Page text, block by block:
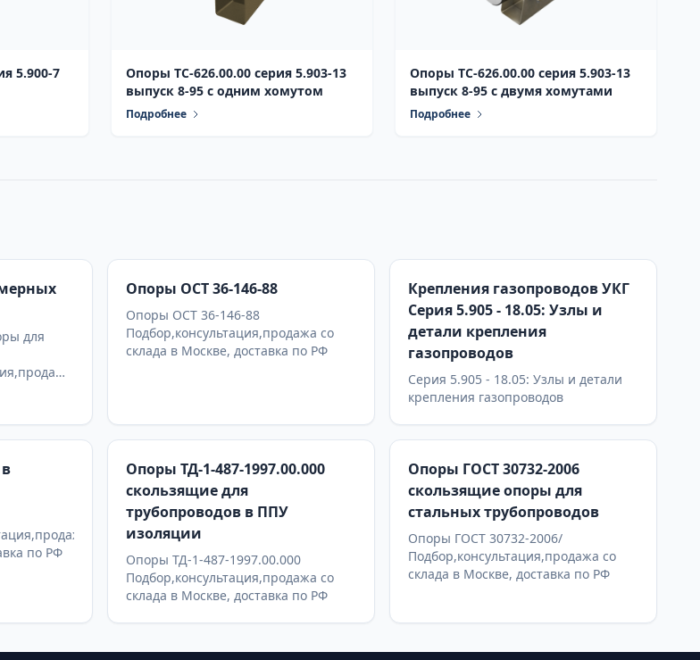
5.900-7
Опоры ТС-626.00.00 серия 5.903-13
выпуск 8-95 с одним хомутом
Подробнее
Опоры ТС-626.00.00 серия 5.903-13
выпуск 8-95 с двумя хомутами
Подробнее
для
Опоры ОСТ 36-146-88
Опоры ОСТ 36-146-88
Подбор,консультация,продажа со
склада в Москве, доставка по РФ
Крепления газопроводов УКГ
Серия 5.905 - 18.05: Узлы и
детали крепления
газопроводов
Серия 5.905 - 18.05: Узлы и детали
крепления газопроводов
по РФ
Опоры ТД-1-487-1997.00.000
скользящие для
трубопроводов в ППУ
изоляции
Опоры ТД-1-487-1997.00.000
Подбор,консультация,продажа со
склада в Москве, доставка по РФ
Опоры ГОСТ 30732-2006
скользящие опоры для
стальных трубопроводов
Опоры ГОСТ 30732-2006/
Подбор,консультация,продажа со
склада в Москве, доставка по РФ